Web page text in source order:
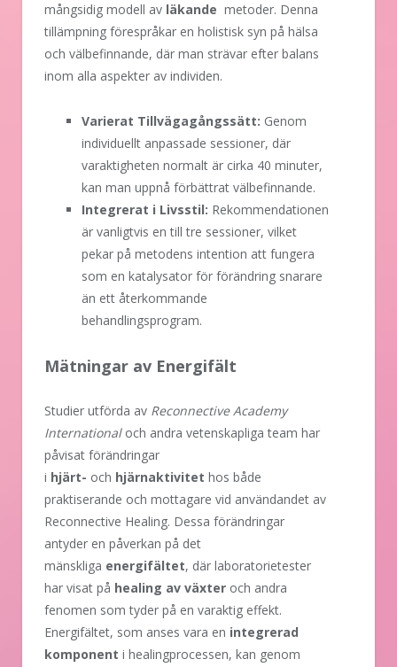
mångsidig modell av läkande metoder. Denna
tillämpning förespråkar en holistisk syn på hälsa
och välbefinnande, där man strävar efter balans
inom alla aspekter av individen.
Varierat Tillvägagångssätt: Genom
individuellt anpassade sessioner, där
varaktigheten normalt är cirka 40 minuter,
kan man uppnå förbättrat välbefinnande.
Integrerat i Livsstil: Rekommendationen
är vanligtvis en till tre sessioner, vilket
pekar på metodens intention att fungera
som en katalysator för förändring snarare
än ett återkommande
behandlingsprogram.
Mätningar av Energifält
Studier utförda av Reconnective Academy
Internationaloch andra vetenskapliga team har
påvisat förändringar
i hjärt- och hjärnaktivitet hos både
praktiserande och mottagare vid användandet av
Reconnective Healing. Dessa förändringar
antyder en påverkan på det
mänskliga energifältet, där laboratorietester
har visat på healing av växter och andra
fenomen som tyder på en varaktig effekt.
Energifältet, som anses vara en integrerad
komponent i healingprocessen, kan genom